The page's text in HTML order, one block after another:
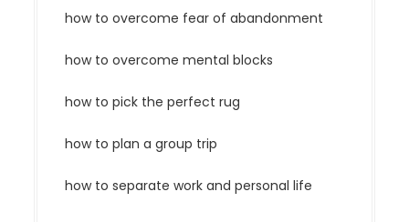
how to overcome fear of abandonment
how to overcome mental blocks
how to pick the perfect rug
how to plan a group trip
how to separate work and personal life